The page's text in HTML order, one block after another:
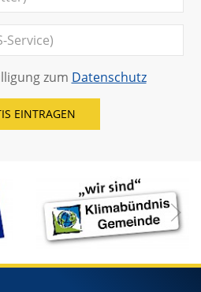
zum Datenschutz